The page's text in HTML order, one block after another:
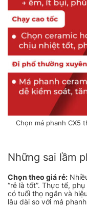
Chọn má phanh CX5
Những sai lầm
Chọn theo giá rẻ:
“rẻ là tốt”. Thực tế,
có tuổi thọ ngắn và
lâu dài so với má